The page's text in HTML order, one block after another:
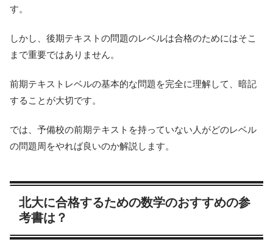
す。
しかし、後期テキストの問題のレベルは合格のためにはそこ
まで重要ではありません。
前期テキストレベルの基本的な問題を完全に理解して、暗記
することが大切です。
では、予備校の前期テキストを持っていない人がどのレベル
の問題周をやれば良いのか解説します。
北大に合格するための数学のおすすめの参
考書は？